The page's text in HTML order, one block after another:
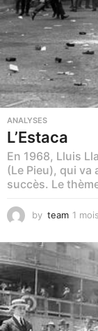
ANALYSES
L’Estaca
En 1968, Lluis
(Le Pieu), qui va
succès. Le
by team 1